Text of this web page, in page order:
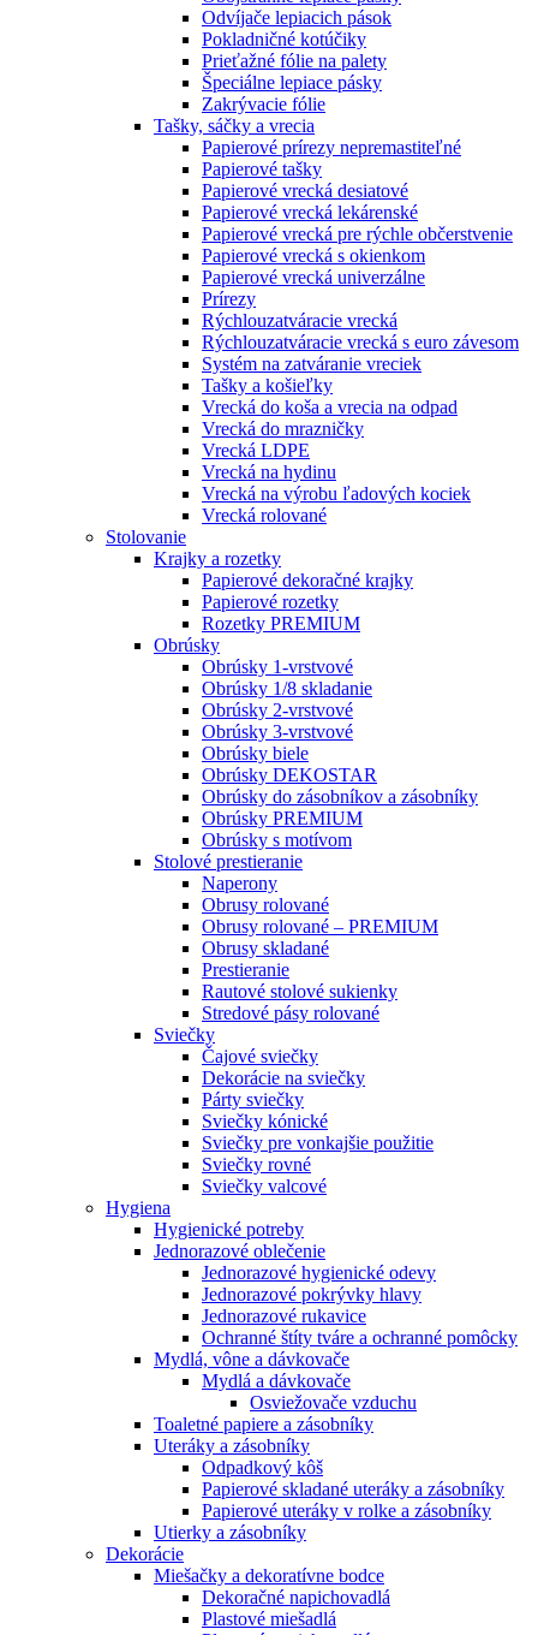
Odvíjače lepiacich pások
Pokladničné kotúčiky
Prieťažné fólie na palety
Špeciálne lepiace pásky
Zakrývacie fólie
Tašky, sáčky a vrecia
Papierové prírezy nepremastiteľné
Papierové tašky
Papierové vrecká desiatové
Papierové vrecká lekárenské
Papierové vrecká pre rýchle občerstvenie
Papierové vrecká s okienkom
Papierové vrecká univerzálne
Prírezy
Rýchlouzatváracie vrecká
Rýchlouzatváracie vrecká s euro závesom
Systém na zatváranie vreciek
Tašky a košieľky
Vrecká do koša a vrecia na odpad
Vrecká do mrazničky
Vrecká LDPE
Vrecká na hydinu
Vrecká na výrobu ľadových kociek
Vrecká rolované
Stolovanie
Krajky a rozetky
Papierové dekoračné krajky
Papierové rozetky
Rozetky PREMIUM
Obrúsky
Obrúsky 1-vrstvové
Obrúsky 1/8 skladanie
Obrúsky 2-vrstvové
Obrúsky 3-vrstvové
Obrúsky biele
Obrúsky DEKOSTAR
Obrúsky do zásobníkov a zásobníky
Obrúsky PREMIUM
Obrúsky s motívom
Stolové prestieranie
Naperony
Obrusy rolované
Obrusy rolované – PREMIUM
Obrusy skladané
Prestieranie
Rautové stolové sukienky
Stredové pásy rolované
Sviečky
Čajové sviečky
Dekorácie na sviečky
Párty sviečky
Sviečky kónické
Sviečky pre vonkajšie použitie
Sviečky rovné
Sviečky valcové
Hygiena
Hygienické potreby
Jednorazové oblečenie
Jednorazové hygienické odevy
Jednorazové pokrývky hlavy
Jednorazové rukavice
Ochranné štíty tváre a ochranné pomôcky
Mydlá, vône a dávkovače
Mydlá a dávkovače
Osviežovače vzduchu
Toaletné papiere a zásobníky
Uteráky a zásobníky
Odpadkový kôš
Papierové skladané uteráky a zásobníky
Papierové uteráky v rolke a zásobníky
Utierky a zásobníky
Dekorácie
Miešačky a dekoratívne bodce
Dekoračné napichovadlá
Plastové miešadlá